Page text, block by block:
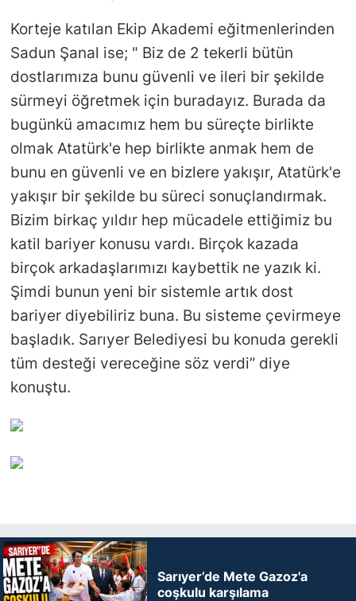
Korteje katılan Ekip Akademi eğitmenlerinden
Sadun Şanal ise; " Biz de 2 tekerli bütün
dostlarımıza bunu güvenli ve ileri bir şekilde
sürmeyi öğretmek için buradayız. Burada da
bugünkü amacımız hem bu süreçte birlikte
olmak Atatürk'e hep birlikte anmak hem de
bunu en güvenli ve en bizlere yakışır, Atatürk'e
yakışır bir şekilde bu süreci sonuçlandırmak.
Bizim birkaç yıldır hep mücadele ettiğimiz bu
katil bariyer konusu vardı. Birçok kazada
birçok arkadaşlarımızı kaybettik ne yazık ki.
Şimdi bunun yeni bir sistemle artık dost
bariyer diyebiliriz buna. Bu sisteme çevirmeye
başladık. Sarıyer Belediyesi bu konuda gerekli
tüm desteği vereceğine söz verdi” diye
konuştu.
Sarıyer’de Mete Gazoz'a
coşkulu karşılama